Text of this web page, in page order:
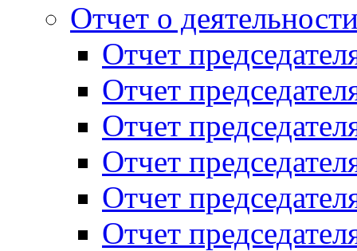
Отчет о
Отчет
Отчет
Отчет
Отчет
Отчет
Отчет